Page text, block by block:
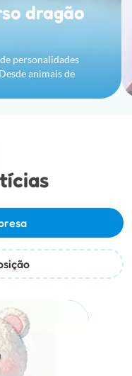
dragão
personalidades
animais de